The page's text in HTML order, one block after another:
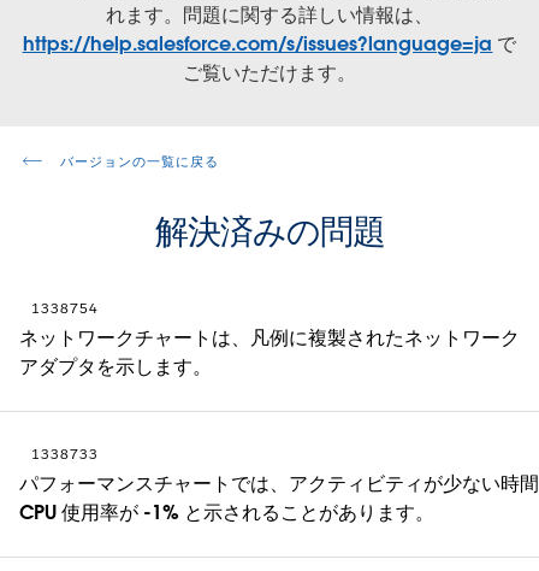
れます。問題に関する詳しい情報は、
https://help.salesforce.com/s/issues?language=ja で
ご覧いただけます。
バージョンの一覧に戻る
解決済みの問題
1338754
ネットワークチャートは、凡例に複製されたネットワーク
アダプタを示します。
1338733
パフォーマンスチャートでは、アクティビティが少ない時
CPU 使用率が -1% と示されることがあります。